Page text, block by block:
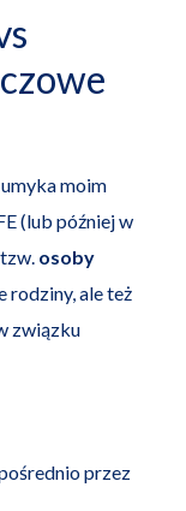
moim
(lub później w
osoby
rodziny, ale też
związku
przez